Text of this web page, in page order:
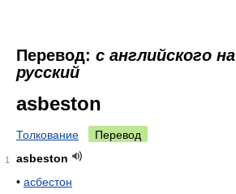
Перевод: с английского на
русский
asbeston
Толкование Перевод
1
asbeston
• асбестон